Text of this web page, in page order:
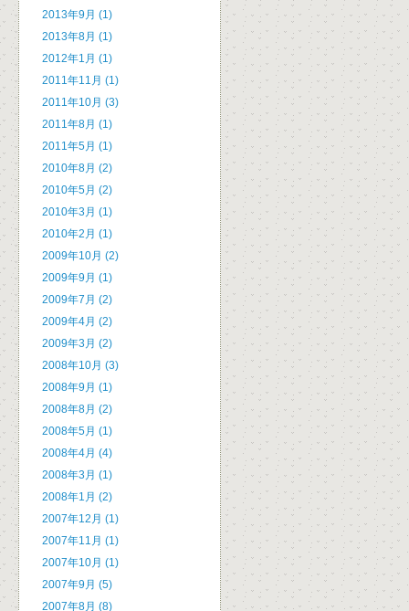
2013年9月 (1)
2013年8月 (1)
2012年1月 (1)
2011年11月 (1)
2011年10月 (3)
2011年8月 (1)
2011年5月 (1)
2010年8月 (2)
2010年5月 (2)
2010年3月 (1)
2010年2月 (1)
2009年10月 (2)
2009年9月 (1)
2009年7月 (2)
2009年4月 (2)
2009年3月 (2)
2008年10月 (3)
2008年9月 (1)
2008年8月 (2)
2008年5月 (1)
2008年4月 (4)
2008年3月 (1)
2008年1月 (2)
2007年12月 (1)
2007年11月 (1)
2007年10月 (1)
2007年9月 (5)
2007年8月 (8)